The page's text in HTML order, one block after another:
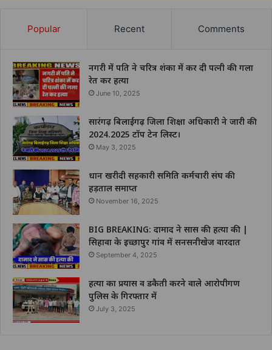
Popular Recent Comments
नगरी में पति ने चरित्र शंका में कर दी पत्नी की गला
रेत कर हत्या
June 10, 2025
सारंगढ़ बिलाईगढ़ जिला शिक्षा अधिकारी ने जारी की
2024.2025 टॉप टेन लिस्ट।
May 3, 2025
धान खरीदी सहकारी समिति कर्मचारी संघ की
हड़ताल समाप्त
November 16, 2025
BIG BREAKING: दामाद ने सास की हत्या की |
सिहावा के इच्छापुर गांव में सनसनीखेज वारदात
September 4, 2025
हत्या का प्रयास व डकैती करने वाले आरोपीगण
पुलिस के गिरफ्तार में
July 3, 2025